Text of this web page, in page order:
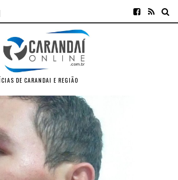
DE CARANDAI E REGIÃO